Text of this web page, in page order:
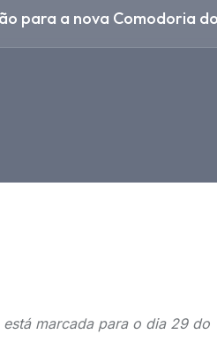
para a nova Comodoria
marcada para o dia 29 do